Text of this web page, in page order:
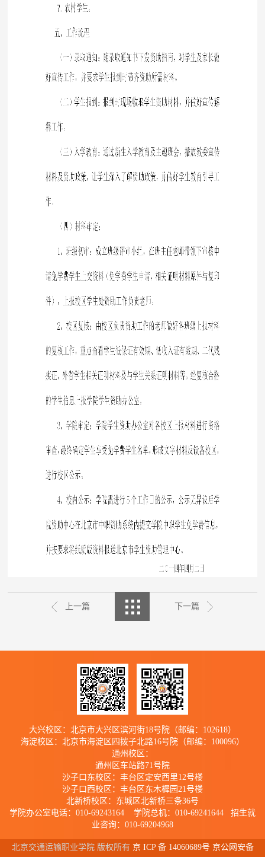
上一篇 下一篇
大兴校区：北京市大兴区滨河街18号院（邮编：102618）
海淀校区：北京市海淀区四拨子北路16号院（邮编：100096）
通州校区：
通州区车站路71号院
沙子口东校区：丰台区定安西里12号楼
沙子口西校区：丰台区东木樨园21号楼
北新桥校区：东城区北新桥三条36号
学院办公室电话：010-69243164 学院总机：010-69241644 招生就
业咨询：010-69204968
北京交通运输职业学院 版权所有 京 ICP 备 14060689号 京公网安备